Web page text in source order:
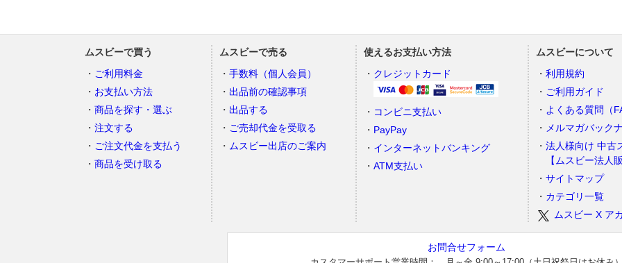
ムスビーで買う
ご利用料金
お支払い方法
商品を探す・選ぶ
注文する
ご注文代金を支払う
商品を受け取る
ムスビーで売る
手数料（個人会員）
出品前の確認事項
出品する
ご売却代金を受取る
ムスビー出店のご案内
使えるお支払い方法
クレジットカード
コンビニ支払い
PayPay
インターネットバンキング
ATM支払い
ムスビーについて
利用規約
ご利用ガイド
よくある質問（
メルマガバック
法人様向け 中古
【ムスビー法人
サイトマップ
カテゴリ一覧
ムスビー X ア
お問合せフォーム